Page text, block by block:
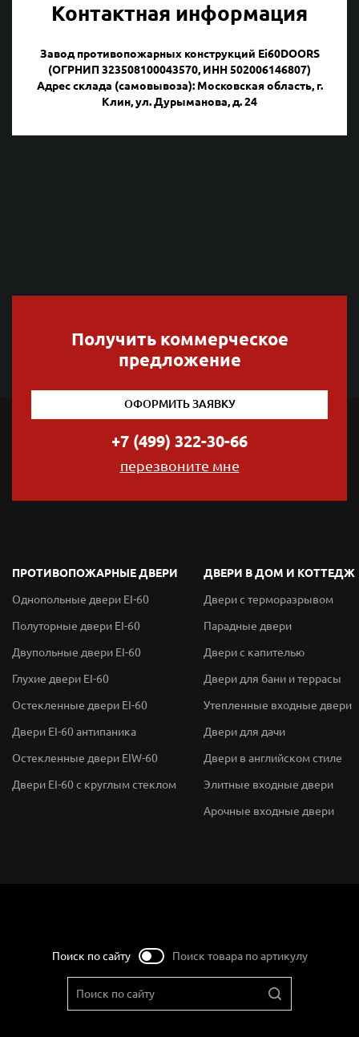
Контактная информация
Завод противопожарных конструкций Ei60DOORS
(ОГРНИП 323508100043570, ИНН 502006146807)
Адрес склада (самовывоза): Московская область, г.
Клин, ул. Дурыманова, д. 24
Получить коммерческое
предложение
ОФОРМИТЬ ЗАЯВКУ
+7 (499) 322-30-66
перезвоните мне
ПРОТИВОПОЖАРНЫЕ ДВЕРИ
Однопольные двери EI-60
Полуторные двери EI-60
Двупольные двери EI-60
Глухие двери EI-60
Остекленные двери EI-60
Двери EI-60 антипаника
Остекленные двери EIW-60
Двери EI-60 с круглым стеклом
ДВЕРИ В ДОМ И КОТТЕДЖ
Двери с терморазрывом
Парадные двери
Двери с капителью
Двери для бани и террасы
Утепленные входные двери
Двери для дачи
Двери в английском стиле
Элитные входные двери
Арочные входные двери
Поиск по сайту Поиск товара по артикулу